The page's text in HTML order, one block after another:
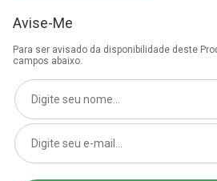
Avise-Me
Para ser avisado da disponibilidade deste
campos abaixo.